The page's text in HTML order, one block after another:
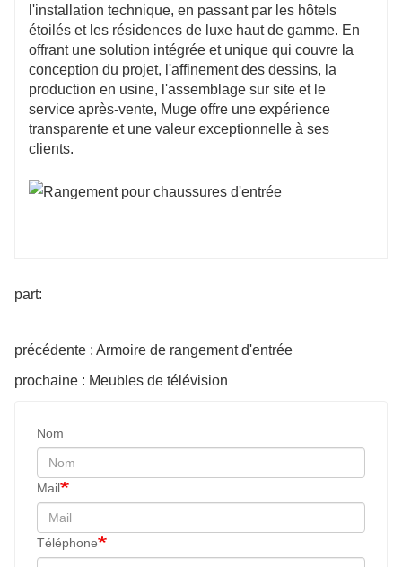
l'installation technique, en passant par les hôtels
étoilés et les résidences de luxe haut de gamme. En
offrant une solution intégrée et unique qui couvre la
conception du projet, l'affinement des dessins, la
production en usine, l'assemblage sur site et le
service après-vente, Muge offre une expérience
transparente et une valeur exceptionnelle à ses
part:
précédente : Armoire de rangement d'entrée
prochaine : Meubles de télévision
Nom
Mail
Téléphone